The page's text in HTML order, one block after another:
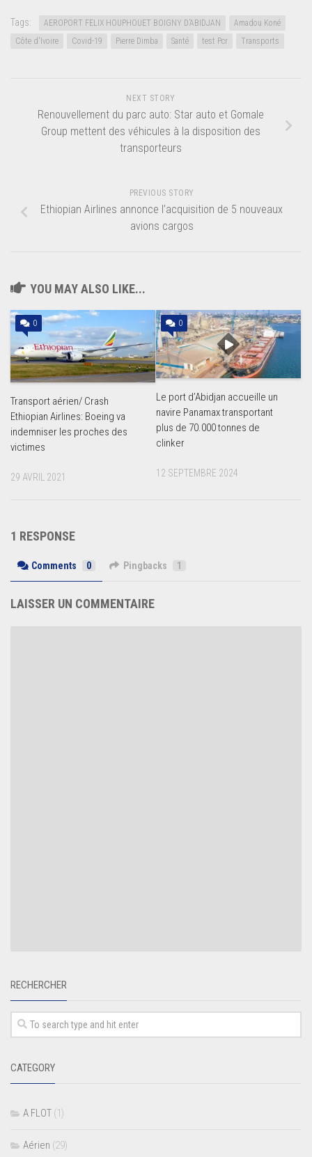
Tags: AEROPORT FELIX HOUPHOUET BOIGNY D’ABIDJAN
Amadou Koné
Côte d'Ivoire
Covid-19 Pierre Dimba Santé test Pcr Transports
NEXT STORY
Renouvellement du parc auto: Star auto et Gomale
Group mettent des véhicules à la disposition des
transporteurs
PREVIOUS STORY
Ethiopian Airlines annonce l’acquisition de 5 nouveaux
avions cargos
YOU MAY ALSO LIKE...
0
Transport aérien/ Crash
Ethiopian Airlines: Boeing va
indemniser les proches des
victimes
29 AVRIL 2021
0
Le port d’Abidjan accueille un
navire Panamax transportant
plus de 70.000 tonnes de
clinker
12 SEPTEMBRE 2024
1 RESPONSE
Comments 0 Pingbacks 1
LAISSER UN COMMENTAIRE
RECHERCHER
CATEGORY
A FLOT (1)
Aérien (29)